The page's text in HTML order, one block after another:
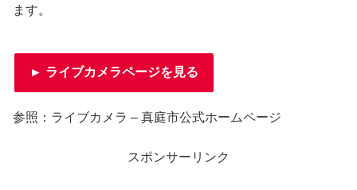
ます。
► ライブカメラページを見る
参照：ライブカメラ – 真庭市公式ホームページ
スポンサーリンク